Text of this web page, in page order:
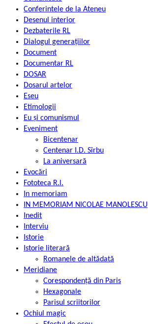
Conferintele de la Ateneu
Desenul interior
Dezbaterile RL
Dialogul generațiilor
Document
Documentar RL
DOSAR
Dosarul artelor
Eseu
Etimologii
Eu și comunismul
Eveniment
Bicentenar
Centenar I.D. Sîrbu
La aniversară
Evocări
Fototeca R.l.
In memoriam
IN MEMORIAM NICOLAE MANOLESCU
Inedit
Interviu
Istorie
Istorie literară
Romanele de altădată
Meridiane
Corespondență din Paris
Hexagonale
Parisul scriitorilor
Ochiul magic